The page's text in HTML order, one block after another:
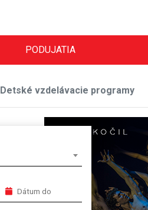
PODUJATIA
Detské vzdelávacie programy